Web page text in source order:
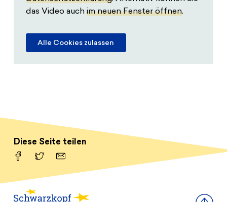
das Video auch im neuen Fenster öffnen.
Alle Cookies zulassen
Diese Seite teilen
Facebook
TwitterEmail